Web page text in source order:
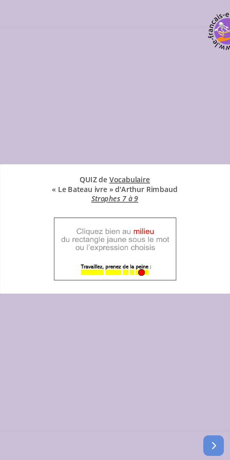
QUIZ de Vocabulaire
« Le Bateau ivre » d'Arthur Rimbaud
Strophes 7 à 9